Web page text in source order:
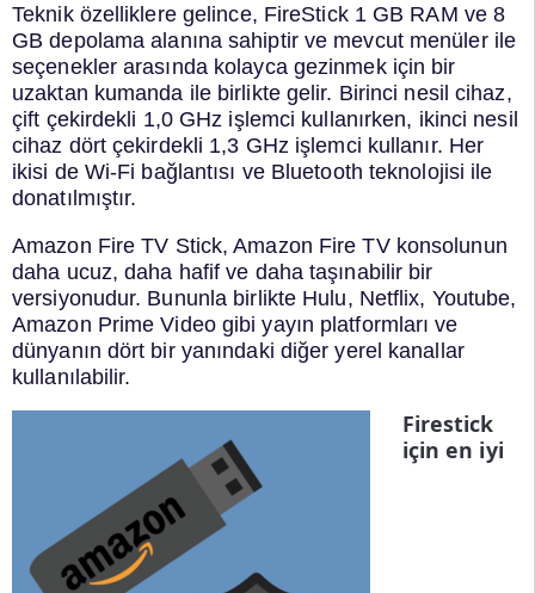
Teknik özelliklere gelince, FireStick 1 GB RAM ve 8
GB depolama alanına sahiptir ve mevcut menüler ile
seçenekler arasında kolayca gezinmek için bir
uzaktan kumanda ile birlikte gelir. Birinci nesil cihaz,
çift çekirdekli 1,0 GHz işlemci kullanırken, ikinci nesil
cihaz dört çekirdekli 1,3 GHz işlemci kullanır. Her
ikisi de Wi-Fi bağlantısı ve Bluetooth teknolojisi ile
donatılmıştır.
Amazon Fire TV Stick, Amazon Fire TV konsolunun
daha ucuz, daha hafif ve daha taşınabilir bir
versiyonudur. Bununla birlikte Hulu, Netflix, Youtube,
Amazon Prime Video gibi yayın platformları ve
dünyanın dört bir yanındaki diğer yerel kanallar
kullanılabilir.
Firestick
için en iyi